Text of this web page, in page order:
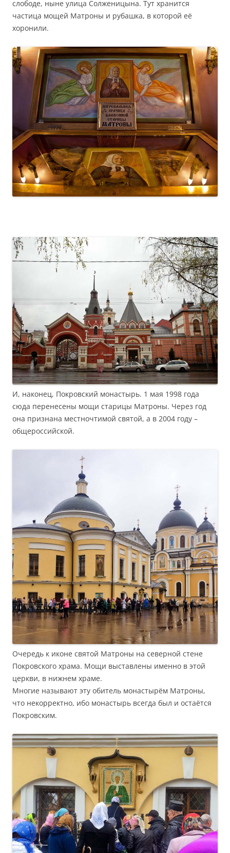
слободе, ныне улица Солженицына. Тут хранится
частица мощей Матроны и рубашка, в которой её
хоронили.
И, наконец, Покровский монастырь. 1 мая 1998 года
сюда перенесены мощи старицы Матроны. Через год
она признана местночтимой святой, а в 2004 году –
общероссийской.
Очередь к иконе святой Матроны на северной стене
Покровского храма. Мощи выставлены именно в этой
церкви, в нижнем храме.
Многие называют эту обитель монастырём Матроны,
что некорректно, ибо монастырь всегда был и остаётся
Покровским.